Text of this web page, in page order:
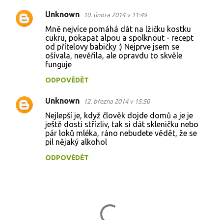
e
Unknown 10. února 2014 v 11:49
Mně nejvíce pomáhá dát na lžičku kostku
cukru, pokapat alpou a spolknout - recept
od přítelovy babičky :) Nejprve jsem se
ošívala, nevěřila, ale opravdu to skvěle
funguje
ODPOVĚDĚT
Unknown 12. března 2014 v 15:50
Nejlepší je, když člověk dojde domů a je je
ještě dosti střízliv, tak si dát skleničku nebo
pár loků mléka, ráno nebudete vědět, že se
pil nějaký alkohol
ODPOVĚDĚT